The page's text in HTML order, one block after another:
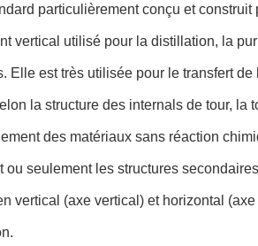
particulièrement conçu et
vertical utilisé pour la distillation, la
est très utilisée pour le transfert
la structure des internals de tour, la
des matériaux sans réaction
seulement les structures
vertical (axe vertical) et horizontal